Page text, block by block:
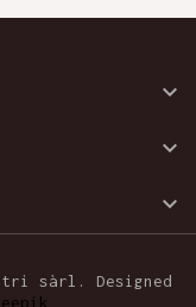



sàrl. Designed